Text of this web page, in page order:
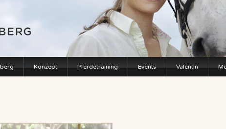
Konzept Pferdetraining Events Valentin